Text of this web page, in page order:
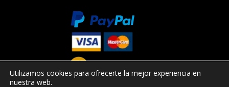
Utilizamos cookies para ofrecerte la mejor experiencia en
nuestra web.